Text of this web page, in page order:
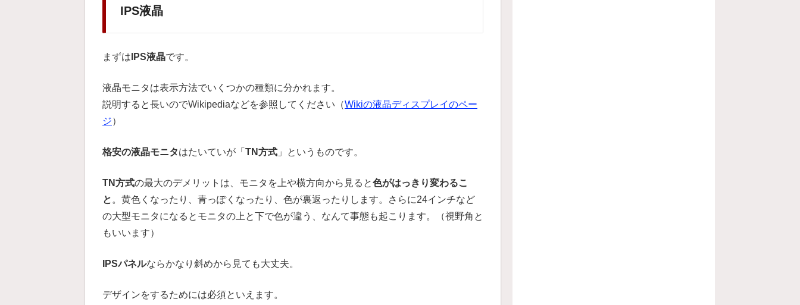
IPS液晶
まずは IPS液晶です。
液晶モニタは表示方法でいくつかの種類に分かれます。
説明すると長いのでWikipediaなどを参照してください（Wikiの液晶ディスプレイのペー
ジ）
格安の液晶モニタはたいていが「 TN方式 」というものです。
TN方式の最大のデメリットは、モニタを上や横方向から見ると色がはっきり変わるこ
と 。黄色くなったり、青っぽくなったり、色が裏返ったりします。さらに24インチなど
の大型モニタになるとモニタの上と下で色が違う、なんて事態も起こります。（視野角と
もいいます）
IPSパネルならかなり斜めから見ても大丈夫。
デザインをするためには必須といえます。